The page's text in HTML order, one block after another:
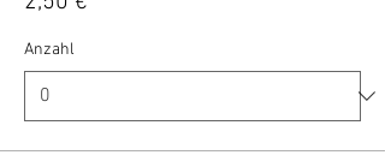
Anzahl